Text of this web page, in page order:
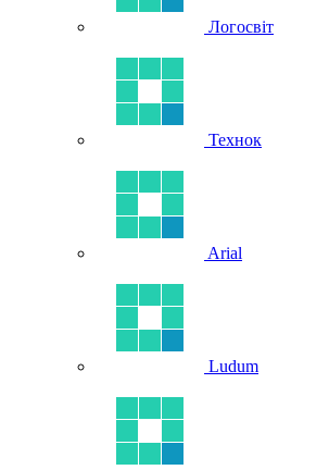
Логосвіт
Технок
Arial
Ludum